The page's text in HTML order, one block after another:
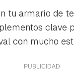
tu armario de
clave
con mucho